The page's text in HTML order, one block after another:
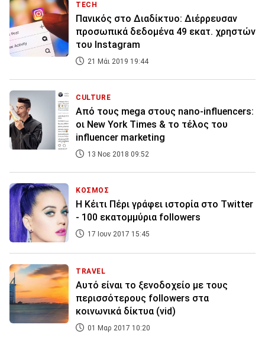
TECH
Πανικός στο Διαδίκτυο: Διέρρευσαν
προσωπικά δεδομένα 49 εκατ. χρηστών
του Instagram
21 Μάι 2019 19:44
CULTURE
Από τους mega στους nano-influencers:
οι New York Times & το τέλος του
influencer marketing
13 Νοε 2018 09:52
ΚΟΣΜΟΣ
Η Κέιτι Πέρι γράφει ιστορία στο Twitter
- 100 εκατομμύρια followers
17 Ιουν 2017 15:45
TRAVEL
Αυτό είναι το ξενοδοχείο με τους
περισσότερους followers στα
κοινωνικά δίκτυα (vid)
01 Μαρ 2017 10:20